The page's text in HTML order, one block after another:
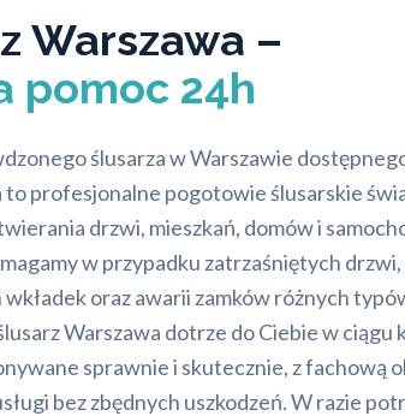
Warszawa –
pomoc 24h
ślusarza w Warszawie
profesjonalne pogotowie ślusarskie
drzwi, mieszkań, domów i
w przypadku zatrzaśniętych
wkładek oraz awarii zamków różnych
Warszawa dotrze do Ciebie w ciągu
sprawnie i skutecznie, z fachową
bez zbędnych uszkodzeń. W razie